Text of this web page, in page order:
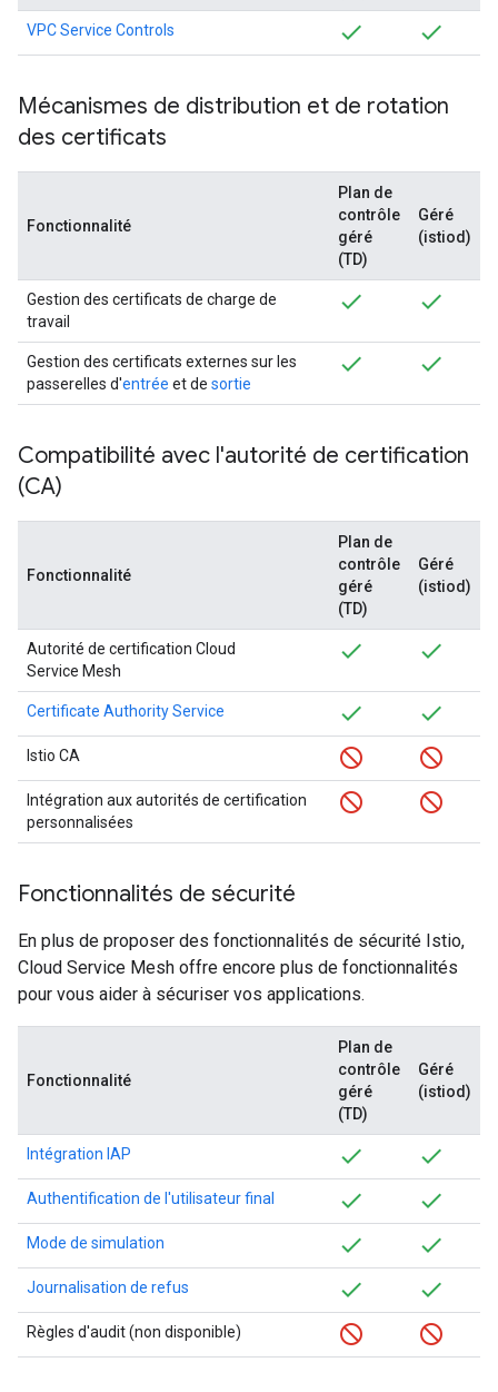
VPC Service Controls
Mécanismes de distribution et de rotation
des certificats
Fonctionnalité
Plan de
contrôle
géré
(TD)
Géré
(istiod)
Gestion des certificats de charge de
travail
Gestion des certificats externes sur les
passerelles d'entrée et de sortie
Compatibilité avec l'autorité de certification
(CA)
Fonctionnalité
Plan de
contrôle
géré
(TD)
Géré
(istiod)
Autorité de certification Cloud
Service Mesh
Certificate Authority Service
Istio CA
Intégration aux autorités de certification
personnalisées
Fonctionnalités de sécurité
En plus de proposer des fonctionnalités de sécurité Istio,
Cloud Service Mesh offre encore plus de fonctionnalités
pour vous aider à sécuriser vos applications.
Fonctionnalité
Plan de
contrôle
géré
(TD)
Géré
(istiod)
Intégration IAP
Authentification de l'utilisateur final
Mode de simulation
Journalisation de refus
Règles d'audit (non disponible)